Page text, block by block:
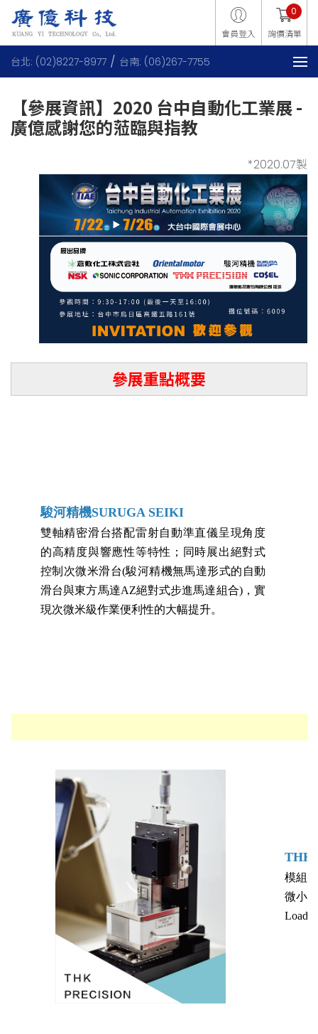
會員登入 詢價清單
0
台北: (02)8227-8977 台南: (06)267-7755
【參展資訊】2020 台中自動化工業展 -
廣億感謝您的蒞臨與指教
*2020.07製
參展重點概要
駿河精機SURUGA SEIKI
雙軸精密滑台搭配雷射自動準直儀呈現角度
的高精度與響應性等特性；同時展出絕對式
控制次微米滑台(駿河精機無馬達形式的自動
滑台與東方馬達AZ絕對式步進馬達組合)，實
現次微米級作業便利性的大幅提升。
THK
模組
微小
Load